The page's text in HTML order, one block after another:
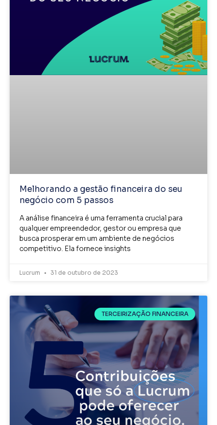
Melhorando a gestão financeira do seu
negócio com 5 passos
A análise financeira é uma ferramenta crucial para
qualquer empreendedor, gestor ou empresa que
busca prosperar em um ambiente de negócios
competitivo. Ela fornece insights
Lucrum 31 de outubro de 2023
TERCEIRIZAÇÃO FINANCEIRA